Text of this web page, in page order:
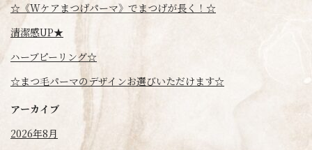
☆《Wケアまつげパーマ》でまつげが長く！☆
清潔感UP★
ハーブピーリング☆
☆まつ毛パーマのデザインお選びいただけます☆
アーカイブ
2026年8月